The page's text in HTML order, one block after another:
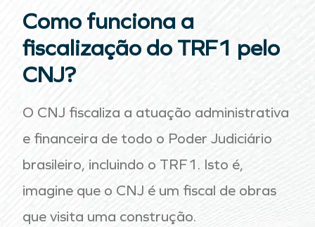
Como funciona a
fiscalização do TRF1 pelo
CNJ?
O CNJ fiscaliza a atuação administrativa
e financeira de todo o Poder Judiciário
brasileiro, incluindo o TRF1. Isto é,
imagine que o CNJ é um fiscal de obras
que visita uma construção.